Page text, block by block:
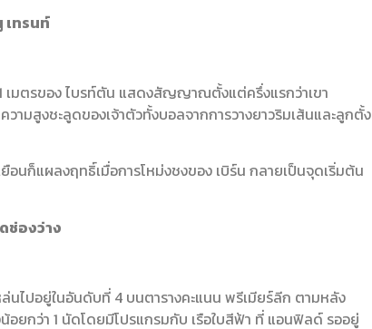
เทรนท์
เมตรของ ไบรท์ตัน แสดงสัญญาณตั้งแต่ครึ่งแรกว่าเขา
ามสูงชะลูดของเจ้าตัวทั้งบอลจากการวางยาวริมเส้นและลูกตั้ง
อนก็แผลงฤทธิ์เมื่อการโหม่งชงของ เบิร์น กลายเป็นจุดเริ่มต้น
ช่องว่าง
นไปอยู่ในอันดับที่ 4 บนตารางคะแนน พรีเมียร์ลีก ตามหลัง
ยกว่า 1 นัดโดยมีโปรแกรมกับ เรือใบสีฟ้า ที่ แอนฟิลด์ รออยู่